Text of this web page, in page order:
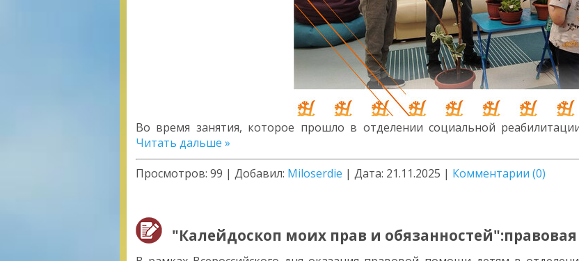
Во время занятия, которое прошло в отделении социальной
Читать дальше »
Просмотров: 99 | Добавил: Miloserdie | Дата: 21.11.2025 | Комментарии (0)
"Калейдоскоп моих прав и